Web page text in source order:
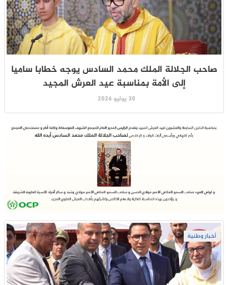
صاحب الجلالة الملك محمد السادس يوجه خطابا ساميا
إلى الأمة بمناسبة عيد العرش المجيد
30 يوليو 2026
أخبار وطنية